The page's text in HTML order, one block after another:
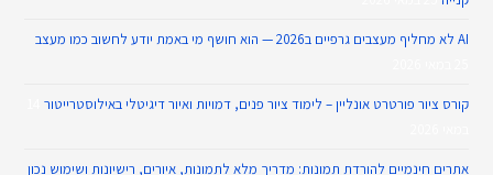
AI לא מחליף מעצבים גרפיים ב2026 — הוא חושף מי באמת יודע לחשוב כמו מעצב
קורס ציור פורטרט אונליין – לימוד ציור פנים, דמויות ואיור דיגיטלי באילוסטרייטור
אתרים חינמיים להורדת תמונות: מדריך מלא לתמונות, איורים, רישיונות ושימוש נכון